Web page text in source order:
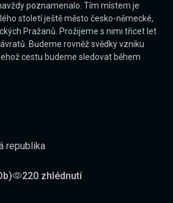
poznamenalo. Tím místem je
století ještě město česko-německé,
Pražanů. Prožijeme s nimi třicet let
Budeme rovněž svědky vzniku
cestu budeme sledovat během
republika
220 zhlédnutí